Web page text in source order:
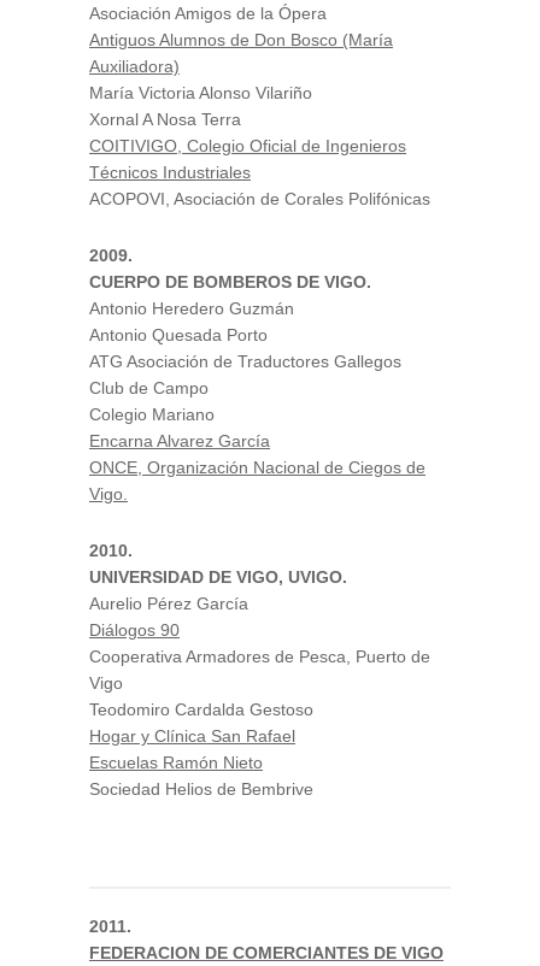
Asociación Amigos de la Ópera
Antiguos Alumnos de Don Bosco (María
Auxiliadora)
María Victoria Alonso Vilariño
Xornal A Nosa Terra
COITIVIGO, Colegio Oficial de Ingenieros
Técnicos Industriales
ACOPOVI, Asociación de Corales Polifónicas
2009.
CUERPO DE BOMBEROS DE VIGO.
Antonio Heredero Guzmán
Antonio Quesada Porto
ATG Asociación de Traductores Gallegos
Club de Campo
Colegio Mariano
Encarna Alvarez García
ONCE, Organización Nacional de Ciegos de
Vigo.
2010.
UNIVERSIDAD DE VIGO, UVIGO.
Aurelio Pérez García
Diálogos 90
Cooperativa Armadores de Pesca, Puerto de
Vigo
Teodomiro Cardalda Gestoso
Hogar y Clínica San Rafael
Escuelas Ramón Nieto
Sociedad Helios de Bembrive
2011.
FEDERACION DE COMERCIANTES DE VIGO